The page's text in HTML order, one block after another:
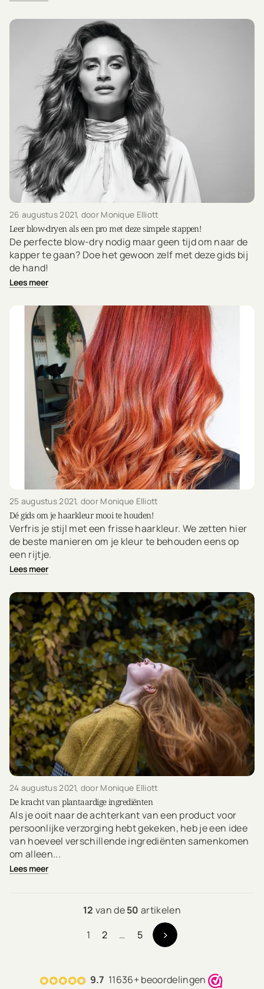
26 augustus 2021, door Monique Elliott
Leer blow-dryen als een pro met deze simpele stappen!
De perfecte blow-dry nodig maar geen tijd om naar de
kapper te gaan? Doe het gewoon zelf met deze gids bij
de hand!
Lees meer
25 augustus 2021, door Monique Elliott
Dé gids om je haarkleur mooi te houden!
Verfris je stijl met een frisse haarkleur. We zetten hier
de beste manieren om je kleur te behouden eens op
een rijtje.
Lees meer
24 augustus 2021, door Monique Elliott
De kracht van plantaardige ingrediënten
Als je ooit naar de achterkant van een product voor
persoonlijke verzorging hebt gekeken, heb je een idee
van hoeveel verschillende ingrediënten samenkomen
om alleen...
Lees meer
12 van de50 artikelen
1
2 … 5
9.7 11636+ beoordelingen